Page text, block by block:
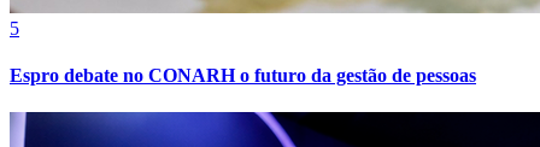
5
Espro debate no CONARH o futuro da gestão de pessoas